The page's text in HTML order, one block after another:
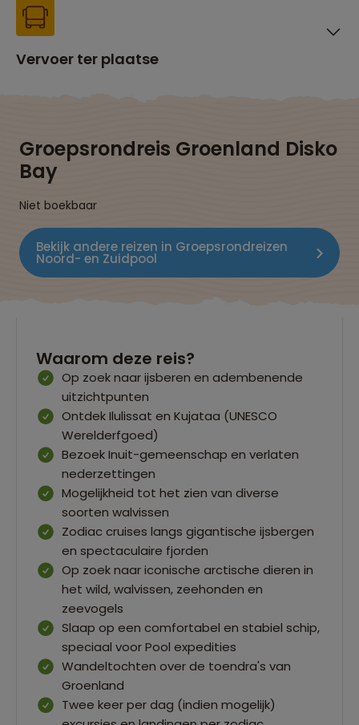
Vervoer ter plaatse
Groepsrondreis Groenland Disko
Bay
Niet boekbaar
Bekijk andere reizen in Groepsrondreizen
Noord- en Zuidpool
Waarom deze reis?
Op zoek naar ijsberen en adembenende
uitzichtpunten
Ontdek Ilulissat en Kujataa (UNESCO
Werelderfgoed)
Bezoek Inuit-gemeenschap en verlaten
nederzettingen
Mogelijkheid tot het zien van diverse
soorten walvissen
Zodiac cruises langs gigantische ijsbergen
en spectaculaire fjorden
Op zoek naar iconische arctische dieren in
het wild, walvissen, zeehonden en
zeevogels
Slaap op een comfortabel en stabiel schip,
speciaal voor Pool expedities
Wandeltochten over de toendra's van
Groenland
Twee keer per dag (indien mogelijk)